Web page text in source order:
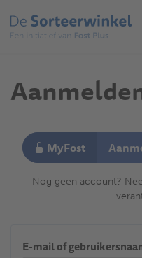
en
naar
gaan
E-mail of
MyFost
Nog geen account?